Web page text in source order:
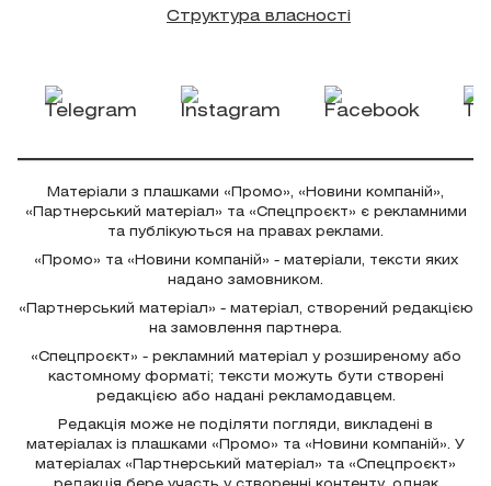
Структура власності
Матеріали з плашками «Промо», «Новини компаній»,
«Партнерський матеріал» та «Спецпроєкт» є рекламними
та публікуються на правах реклами.
«Промо» та «Новини компаній» - матеріали, тексти яких
надано замовником.
«Партнерський матеріал» - матеріал, створений редакцією
на замовлення партнера.
«Спецпроєкт» - рекламний матеріал у розширеному або
кастомному форматі; тексти можуть бути створені
редакцією або надані рекламодавцем.
Редакція може не поділяти погляди, викладені в
матеріалах із плашками «Промо» та «Новини компаній». У
матеріалах «Партнерський матеріал» та «Спецпроєкт»